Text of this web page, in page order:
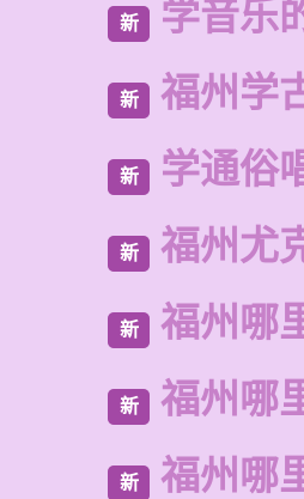
新 学音乐
新 福州学
新 学通俗
新 福州尤
新 福州哪
新 福州哪
新 福州哪